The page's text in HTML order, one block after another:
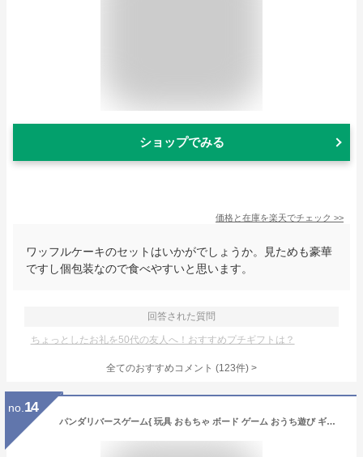
ショップでみる
価格と在庫を楽天でチェック >>
ワッフルケーキのセットはいかがでしょうか。見ためも豪華
ですし個包装なので食べやすいと思います。
回答された質問
ちょっとしたお礼を50代の友人へ！おすすめプチギフトは？
全てのおすすめコメント (123件) >
no. 14
パンダリバースゲーム{ 玩具 おもちゃ ボード ゲーム おうち遊び ギフト 誕生日 子ども会 施設 }[ 子供会 保育園 幼稚園 景品 イベント お祭り プレゼント 人気 ]【色柄指定不可】